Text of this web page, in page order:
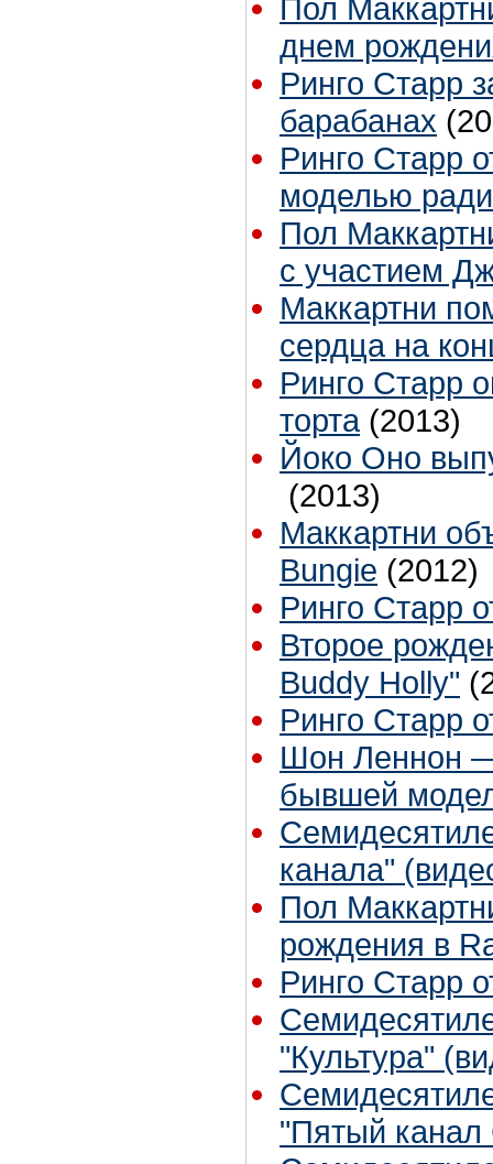
Пол
днем
Ринго Старр
барабанах
Ринго Старр
моделью ради
Пол
с участием
Маккартни
сердца на
Ринго Старр
торта (2013)
Йоко Оно
(2013)
Маккартни
Bungie (2012)
Ринго Старр
Второе
Buddy Holly"
Ринго Старр
Шон Леннон
бывшей
канала"
Пол
рождения в
Ринго Старр
"Культура"
"Пятый канал